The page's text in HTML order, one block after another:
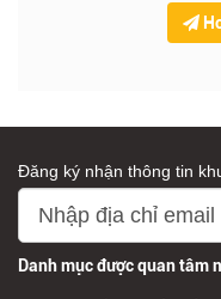
Đăng ký nhận thông tin
Danh mục được quan tâm